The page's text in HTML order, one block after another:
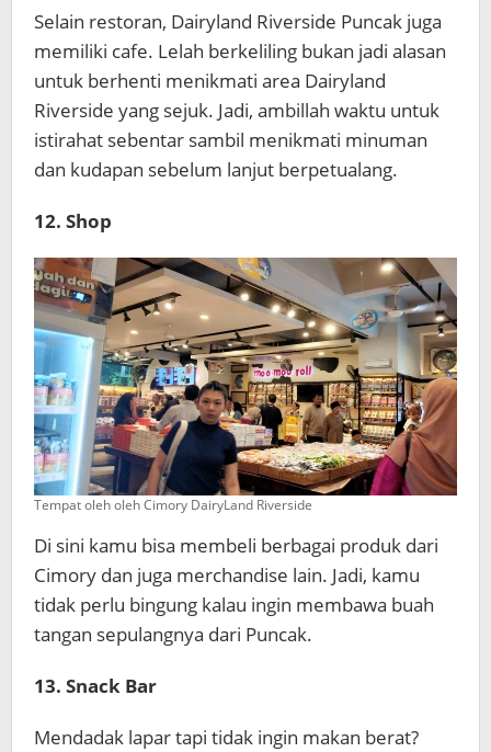
Selain restoran, Dairyland Riverside Puncak juga
memiliki cafe. Lelah berkeliling bukan jadi alasan
untuk berhenti menikmati area Dairyland
Riverside yang sejuk. Jadi, ambillah waktu untuk
istirahat sebentar sambil menikmati minuman
dan kudapan sebelum lanjut berpetualang.
12. Shop
Tempat oleh oleh Cimory DairyLand Riverside
Di sini kamu bisa membeli berbagai produk dari
Cimory dan juga merchandise lain. Jadi, kamu
tidak perlu bingung kalau ingin membawa buah
tangan sepulangnya dari Puncak.
13. Snack Bar
Mendadak lapar tapi tidak ingin makan berat?